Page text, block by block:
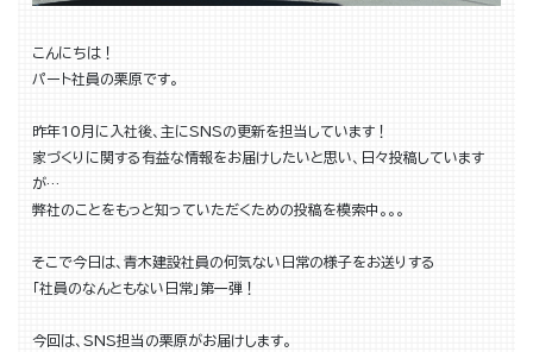
こんにちは！
パート社員の栗原です。
昨年10月に入社後、主にSNSの更新を担当しています！
家づくりに関する有益な情報をお届けしたいと思い、日々投稿しています
が…
弊社のことをもっと知っていただくための投稿を模索中。。。
そこで今日は、青木建設社員の何気ない日常の様子をお送りする
「社員のなんともない日常」第一弾！
今回は、SNS担当の栗原がお届けします。